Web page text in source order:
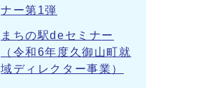
ナー第1弾
まちの駅deセミナー
（令和6年度久御山町就
域ディレクター事業）